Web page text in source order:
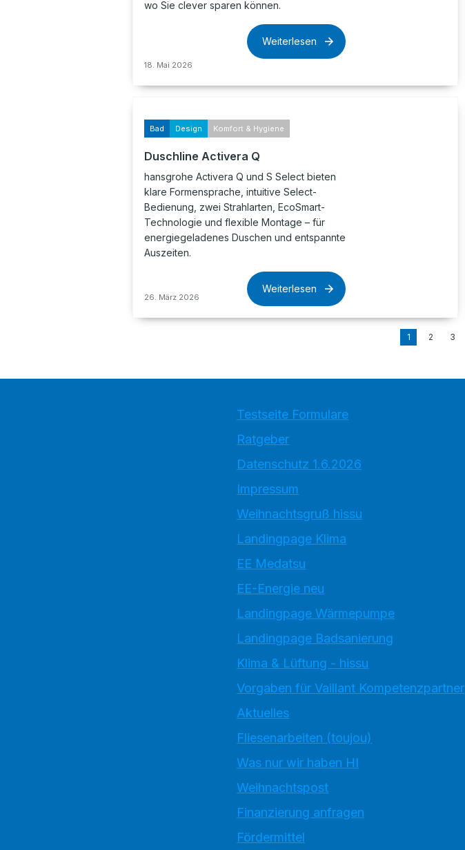
wo Sie clever sparen können.
18. Mai 2026
Weiterlesen
Bad Design Komfort & Hygiene
Duschline Activera Q
hansgrohe Activera Q und S Select bieten
klare Formensprache, intuitive Select-
Bedienung, zwei Strahlarten, EcoSmart-
Technologie und flexible Montage – für
energiegeladenes Duschen und entspannte
Auszeiten.
26. März 2026
Weiterlesen
1 2 3
Testseite Formulare
Ratgeber
Datenschutz 1.6.2026
Impressum
Weihnachtsgruß hissu
Landingpage Klima
EE Medatsu
EE-Energie neu
Landingpage Wärmepumpe
Landingpage Badsanierung
Klima & Lüftung - hissu
Vorgaben für Vaillant Kompetenzpartner
Aktuelles
Fliesenarbeiten (toujou)
Was nur wir haben HI
Weihnachtspost
Finanzierung anfragen
Fördermittel